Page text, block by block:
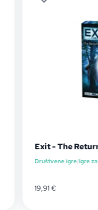
Exit - The
Društvene igre|Igre
19,91€